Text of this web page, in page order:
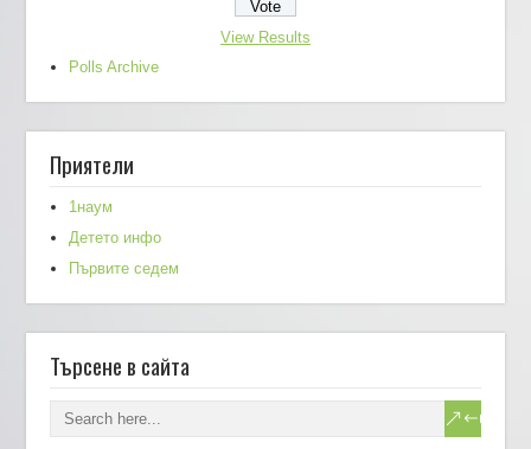
View Results
Polls Archive
Приятели
1наум
Детето инфо
Първите седем
Търсене в сайта